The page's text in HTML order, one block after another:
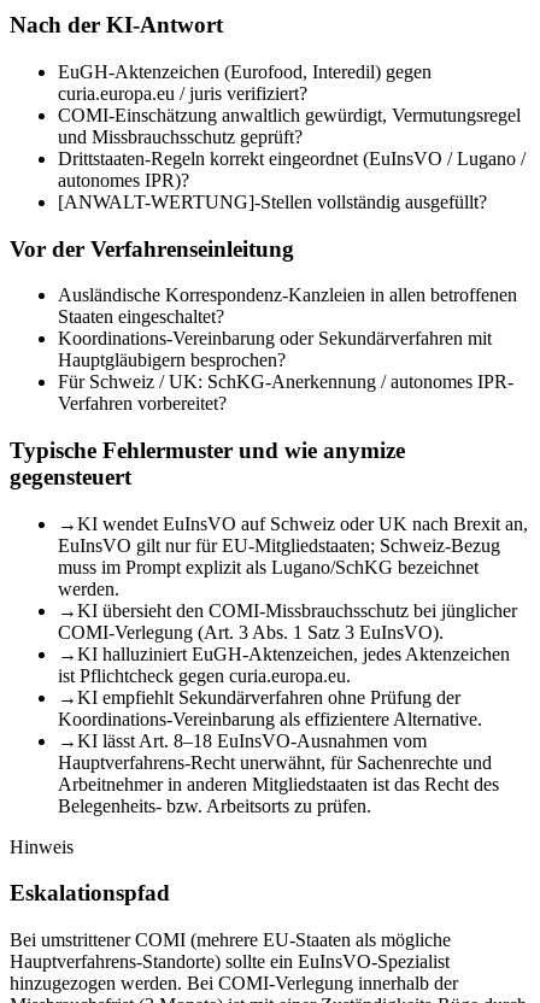
Nach der KI-Antwort
EuGH-Aktenzeichen (Eurofood, Interedil) gegen
curia.europa.eu / juris verifiziert?
COMI-Einschätzung anwaltlich gewürdigt, Vermutungsregel
und Missbrauchsschutz geprüft?
Drittstaaten-Regeln korrekt eingeordnet (EuInsVO / Lugano /
autonomes IPR)?
[ANWALT-WERTUNG]-Stellen vollständig ausgefüllt?
Vor der Verfahrenseinleitung
Ausländische Korrespondenz-Kanzleien in allen betroffenen
Staaten eingeschaltet?
Koordinations-Vereinbarung oder Sekundärverfahren mit
Hauptgläubigern besprochen?
Für Schweiz / UK: SchKG-Anerkennung / autonomes IPR-
Verfahren vorbereitet?
Typische Fehlermuster und wie anymize
gegensteuert
→KI wendet EuInsVO auf Schweiz oder UK nach Brexit an,
EuInsVO gilt nur für EU-Mitgliedstaaten; Schweiz-Bezug
muss im Prompt explizit als Lugano/SchKG bezeichnet
werden.
→KI übersieht den COMI-Missbrauchsschutz bei jünglicher
COMI-Verlegung (Art. 3 Abs. 1 Satz 3 EuInsVO).
→KI halluziniert EuGH-Aktenzeichen, jedes Aktenzeichen
ist Pflichtcheck gegen curia.europa.eu.
→KI empfiehlt Sekundärverfahren ohne Prüfung der
Koordinations-Vereinbarung als effizientere Alternative.
→KI lässt Art. 8–18 EuInsVO-Ausnahmen vom
Hauptverfahrens-Recht unerwähnt, für Sachenrechte und
Arbeitnehmer in anderen Mitgliedstaaten ist das Recht des
Belegenheits- bzw. Arbeitsorts zu prüfen.
Hinweis
Eskalationspfad
Bei umstrittener COMI (mehrere EU-Staaten als mögliche
Hauptverfahrens-Standorte) sollte ein EuInsVO-Spezialist
hinzugezogen werden. Bei COMI-Verlegung innerhalb der